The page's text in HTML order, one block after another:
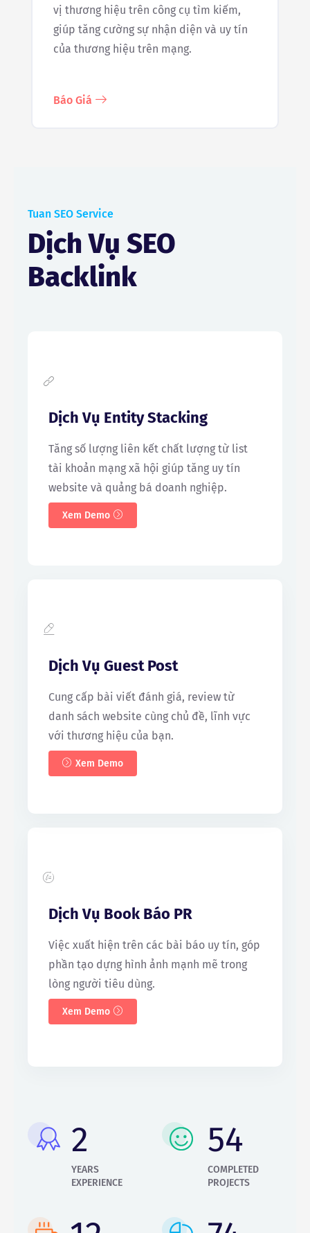
vị thương hiệu trên công cụ tìm kiếm,
giúp tăng cường sự nhận diện và uy tín
của thương hiệu trên mạng.
Báo Giá
Tuan SEO Service
Dịch Vụ SEO
Backlink
Dịch Vụ Entity Stacking
Tăng số lượng liên kết chất lượng từ list
tài khoản mạng xã hội giúp tăng uy tín
website và quảng bá doanh nghiệp.
Xem Demo
Dịch Vụ Guest Post
Cung cấp bài viết đánh giá, review từ
danh sách website cùng chủ đề, lĩnh vực
với thương hiệu của bạn.
Xem Demo
Dịch Vụ Book Báo PR
Việc xuất hiện trên các bài báo uy tín, góp
phần tạo dựng hình ảnh mạnh mẽ trong
lòng người tiêu dùng.
Xem Demo
2
YEARS
EXPERIENCE
65
COMPLETED
PROJECTS